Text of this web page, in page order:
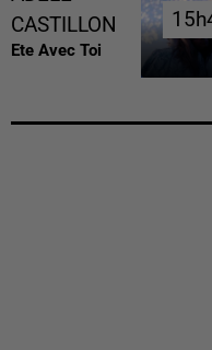
CASTILLON
Ete Avec Toi